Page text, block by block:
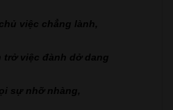
việc chẳng lành,
trở việc đành dở dang
sự nhỡ nhàng,